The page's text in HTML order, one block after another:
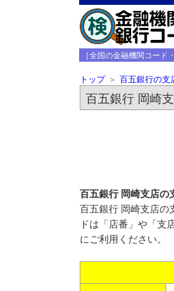
［全国の金融機関コード
トップ 百五銀行の支
百五銀行 岡崎
百五銀行 岡崎支店の
百五銀行 岡崎支店の
ドは「店番」や「支
にご利用ください。